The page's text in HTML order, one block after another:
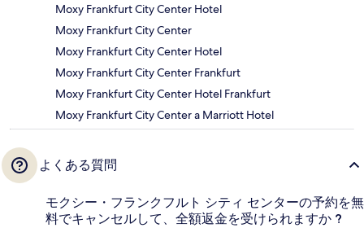
Moxy Frankfurt City Center Hotel
Moxy Frankfurt City Center
Moxy Frankfurt City Center Hotel
Moxy Frankfurt City Center Frankfurt
Moxy Frankfurt City Center Hotel Frankfurt
Moxy Frankfurt City Center a Marriott Hotel
よくある質問
モクシー・フランクフルト シティ センターの予約を無
料でキャンセルして、全額返金を受けられますか ?